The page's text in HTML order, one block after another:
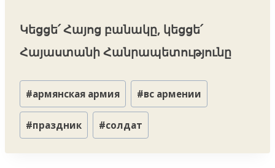
Կեցցե՛ Հայոց բանակը, կեցցե՛
Հայաստանի Հանրապետությունը
Метки
записи:
#армянская армия #вс армении
#праздник #солдат